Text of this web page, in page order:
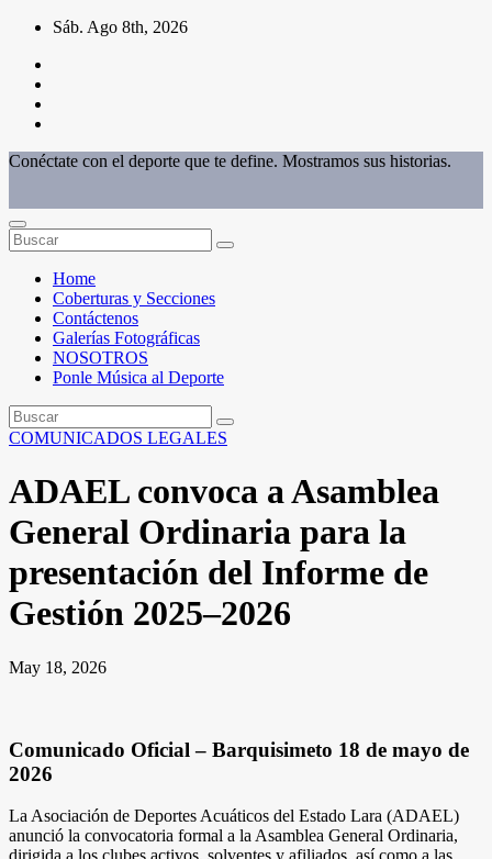
Saltar
contenido
Sáb. Ago 8th, 2026
Conéctate con el deporte que te define. Mostramos sus historias.
Home
Coberturas y Secciones
Contáctenos
Galerías Fotográficas
NOSOTROS
Ponle Música al Deporte
COMUNICADOS LEGALES
ADAEL convoca a Asamblea
General Ordinaria para la
presentación del Informe de
Gestión 2025–2026
May 18, 2026
Comunicado Oficial – Barquisimeto 18 de mayo de
2026
La Asociación de Deportes Acuáticos del Estado Lara (ADAEL)
anunció la convocatoria formal a la Asamblea General Ordinaria,